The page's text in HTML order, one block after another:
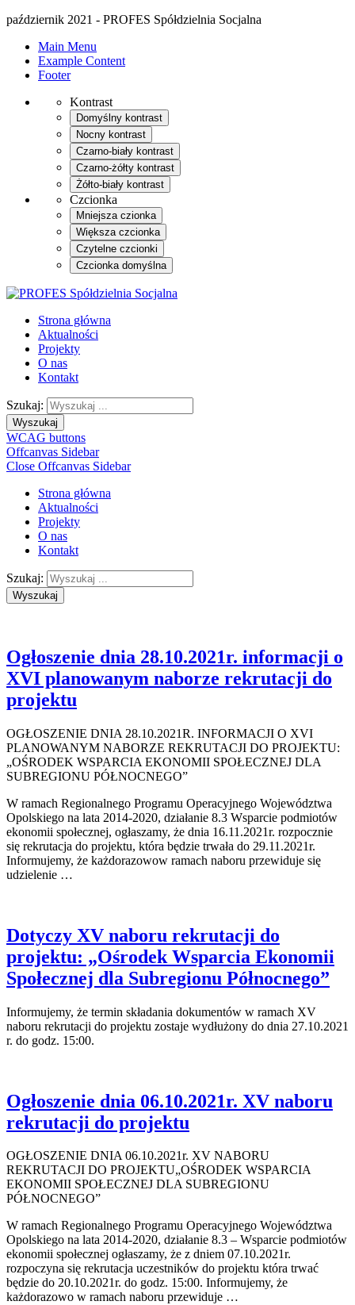
październik 2021 - PROFES Spółdzielnia Socjalna
Main Menu
Example Content
Footer
Kontrast
Domyślny kontrast
Nocny kontrast
Czarno-biały kontrast
Czarno-żółty kontrast
Żółto-biały kontrast
Czcionka
Mniejsza czionka
Większa czcionka
Czytelne czcionki
Czcionka domyślna
Strona główna
Aktualności
Projekty
O nas
Kontakt
Szukaj:
Wyszukaj
WCAG buttons
Offcanvas Sidebar
Close Offcanvas Sidebar
Strona główna
Aktualności
Projekty
O nas
Kontakt
Szukaj:
Wyszukaj
Ogłoszenie dnia 28.10.2021r. informacji o
XVI planowanym naborze rekrutacji do
projektu
OGŁOSZENIE DNIA 28.10.2021R. INFORMACJI O XVI
PLANOWANYM NABORZE REKRUTACJI DO PROJEKTU:
„OŚRODEK WSPARCIA EKONOMII SPOŁECZNEJ DLA
SUBREGIONU PÓŁNOCNEGO”
W ramach Regionalnego Programu Operacyjnego Województwa
Opolskiego na lata 2014-2020, działanie 8.3 Wsparcie podmiotów
ekonomii społecznej, ogłaszamy, że dnia 16.11.2021r. rozpocznie
się rekrutacja do projektu, która będzie trwała do 29.11.2021r.
Informujemy, że każdorazowow ramach naboru przewiduje się
udzielenie …
Dotyczy XV naboru rekrutacji do
projektu: „Ośrodek Wsparcia Ekonomii
Społecznej dla Subregionu Północnego”
Informujemy, że termin składania dokumentów w ramach XV
naboru rekrutacji do projektu zostaje wydłużony do dnia 27.10.2021
r. do godz. 15:00.
Ogłoszenie dnia 06.10.2021r. XV naboru
rekrutacji do projektu
OGŁOSZENIE DNIA 06.10.2021r. XV NABORU
REKRUTACJI DO PROJEKTU„OŚRODEK WSPARCIA
EKONOMII SPOŁECZNEJ DLA SUBREGIONU
PÓŁNOCNEGO”
W ramach Regionalnego Programu Operacyjnego Województwa
Opolskiego na lata 2014-2020, działanie 8.3 – Wsparcie podmiotów
ekonomii społecznej ogłaszamy, że z dniem 07.10.2021r.
rozpoczyna się rekrutacja uczestników do projektu która trwać
będzie do 20.10.2021r. do godz. 15:00. Informujemy, że
każdorazowo w ramach naboru przewiduje …